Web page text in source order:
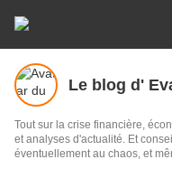
Tout sur la crise financière,
et analyses d'actualité. Et
éventuellement au chaos, et